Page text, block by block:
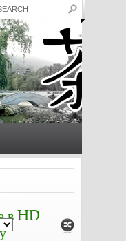
чая
в HD